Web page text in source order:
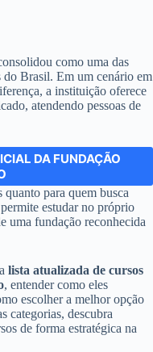
como uma das
do Brasil. Em um cenário em
a instituição oferece
atendendo pessoas de
DA FUNDAÇÃO
para quem busca
estudar no próprio
uma fundação reconhecida
lista atualizada de cursos
, entender como eles
escolher a melhor opção
categorias, descubra
de forma estratégica na